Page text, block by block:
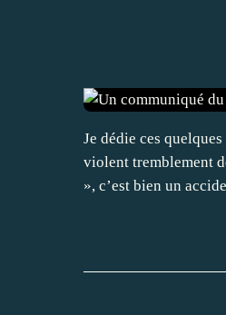
Je dédie ces
violent tremblement
», c’est bien un